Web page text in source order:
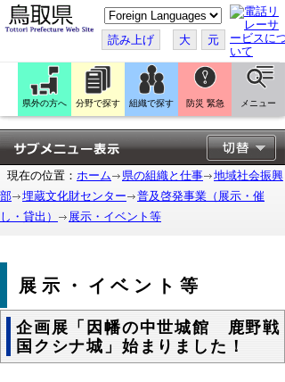
こ
の
ペ
ー
ジ
翻
訳
す
る
読み上げ 大 元
県外の方へ 分野で探す 組織で探す 防災 緊急 メニュー
現在の位置： ホーム 県の組織と仕事
地域社会振興
部
埋蔵文化財センター
普及啓発事業（展示・催
し・貸出）
展示・イベント等
展示・イベント等
企画展「因幡の中世城館 鹿野戦
国クシナ城」始まりました！